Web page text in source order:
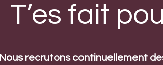
T’es fait
Nous recrutons continuellement